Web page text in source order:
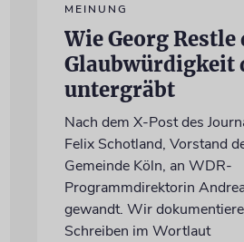
MEINUNG
Wie Georg Restle
Glaubwürdigkeit
untergräbt
Nach dem X-Post des
Felix Schotland, Vorstand
Gemeinde Köln, an WDR-
Programmdirektorin
gewandt. Wir
Schreiben im Wortlaut